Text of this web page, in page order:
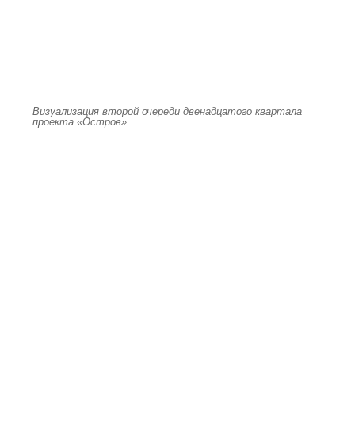
Визуализация второй очереди двенадцатого квартала
проекта «Остров»